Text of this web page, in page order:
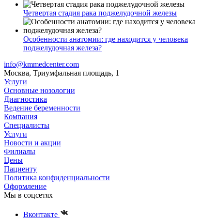
Четвертая стадия рака поджелудочной железы
Особенности анатомии: где находится у человека
поджелудочная железа?
info@kmmedcenter.com
Москва, Триумфальная площадь, 1
Услуги
Основные нозологии
Диагностика
Ведение беременности
Компания
Специалисты
Услуги
Новости и акции
Филиалы
Цены
Пациенту
Политика конфиденциальности
Оформление
Мы в соцсетях
Вконтакте